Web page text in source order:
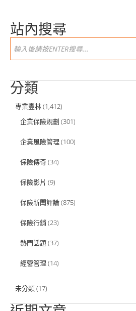
站內搜尋
分類
專業豐林(1,412)
企業保險規劃 (301)
企業風險管理 (100)
保險傳奇(34)
保險影片 (9)
保險新聞評論(875)
保險行銷 (23)
熱門話題(37)
經營管理 (14)
未分類(17)